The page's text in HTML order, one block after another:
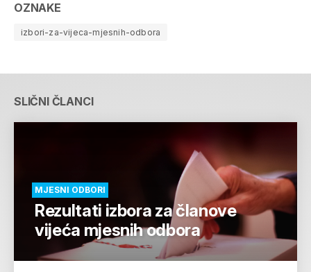
OZNAKE
izbori-za-vijeca-mjesnih-odbora
SLIČNI ČLANCI
MJESNI ODBORI
Rezultati izbora za članove
vijeća mjesnih odbora